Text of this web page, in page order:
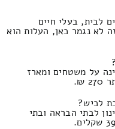
לבית, בעלי חיים
לא נגמר כאן, העלות הוא
על משטחים ומארז
לכיש?
לבתי הבראה ובתי